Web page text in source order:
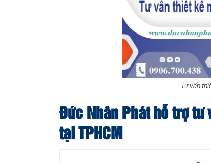
Tư vấn
Đức Nhân Phát hỗ trợ tư
tại TPHCM